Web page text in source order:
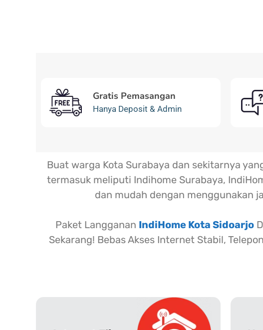
Gratis Pemasangan
Hanya Deposit & Admin
Buat warga Kota Surabaya dan sekitarnya
termasuk meliputi Indihome Surabaya,
dan mudah dengan menggunakan
Paket Langganan IndiHome Kota Sidoarjo
Sekarang! Bebas Akses Internet Stabil,